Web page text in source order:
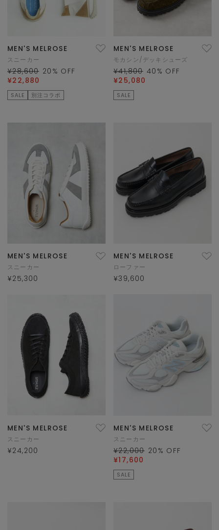
MEN'S MELROSE
スニーカー
¥28,600 20 % OFF
¥22,880
SALE 別注コラボ
MEN'S MELROSE
モカシン/デッキシューズ
¥41,800 40 % OFF
¥25,080
SALE
MEN'S MELROSE
スニーカー
¥25,300
MEN'S MELROSE
ローファー
¥39,600
MEN'S MELROSE
スニーカー
¥24,200
MEN'S MELROSE
スニーカー
¥22,000 20 % OFF
¥17,600
SALE